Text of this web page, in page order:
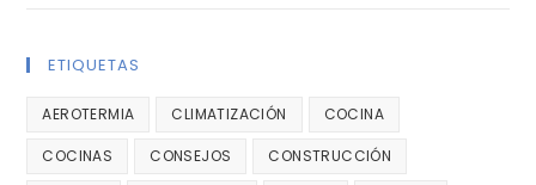
ETIQUETAS
AEROTERMIA CLIMATIZACIÓN COCINA
COCINAS CONSEJOS CONSTRUCCIÓN